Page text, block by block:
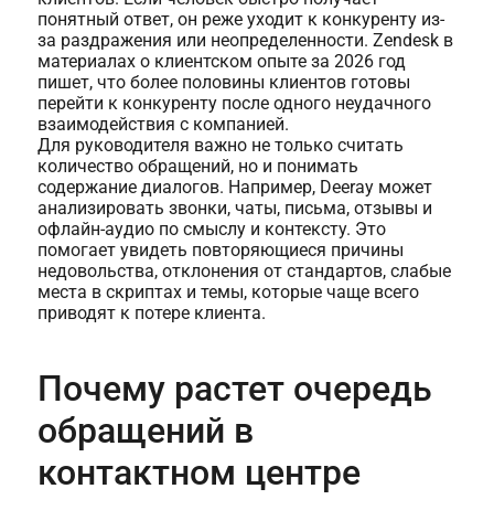
понятный ответ, он реже уходит к конкуренту из-
за раздражения или неопределенности. Zendesk в
материалах о клиентском опыте за 2026 год
пишет, что более половины клиентов готовы
перейти к конкуренту после одного неудачного
взаимодействия с компанией.
Для руководителя важно не только считать
количество обращений, но и понимать
содержание диалогов. Например, Deeray может
анализировать звонки, чаты, письма, отзывы и
офлайн-аудио по смыслу и контексту. Это
помогает увидеть повторяющиеся причины
недовольства, отклонения от стандартов, слабые
места в скриптах и темы, которые чаще всего
приводят к потере клиента.
Почему растет очередь
обращений в
контактном центре